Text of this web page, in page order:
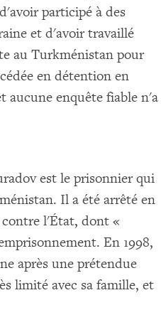
participé à des
et d'avoir travaillé
au Turkménistan pour
en détention en
aucune enquête fiable n'a
est le prisonnier qui
Il a été arrêté en
contre l'État, dont «
En 1998,
après une prétendue
limité avec sa famille, et